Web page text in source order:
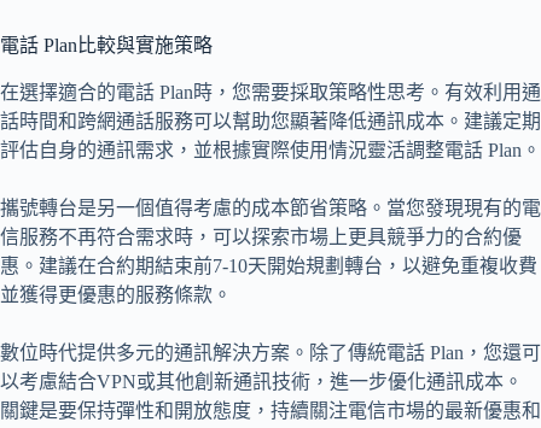
電話 Plan比較與實施策略
在選擇適合的電話 Plan時，您需要採取策略性思考。有效利用通
話時間和跨網通話服務可以幫助您顯著降低通訊成本。建議定期
評估自身的通訊需求，並根據實際使用情況靈活調整電話 Plan。
攜號轉台是另一個值得考慮的成本節省策略。當您發現現有的電
信服務不再符合需求時，可以探索市場上更具競爭力的合約優
惠。建議在合約期結束前7-10天開始規劃轉台，以避免重複收費
並獲得更優惠的服務條款。
數位時代提供多元的通訊解決方案。除了傳統電話 Plan，您還可
以考慮結合VPN或其他創新通訊技術，進一步優化通訊成本。
關鍵是要保持彈性和開放態度，持續關注電信市場的最新優惠和